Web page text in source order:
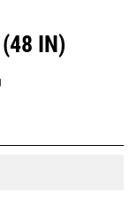
IN)